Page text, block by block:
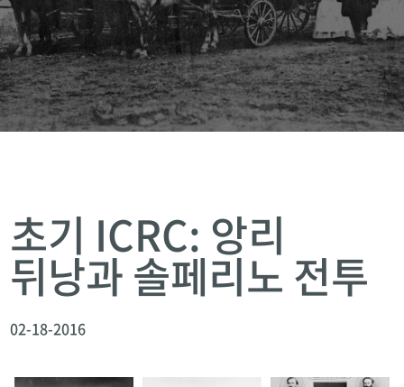
초기 ICRC: 앙리
뒤낭과 솔페리노 전투
02-18-2016